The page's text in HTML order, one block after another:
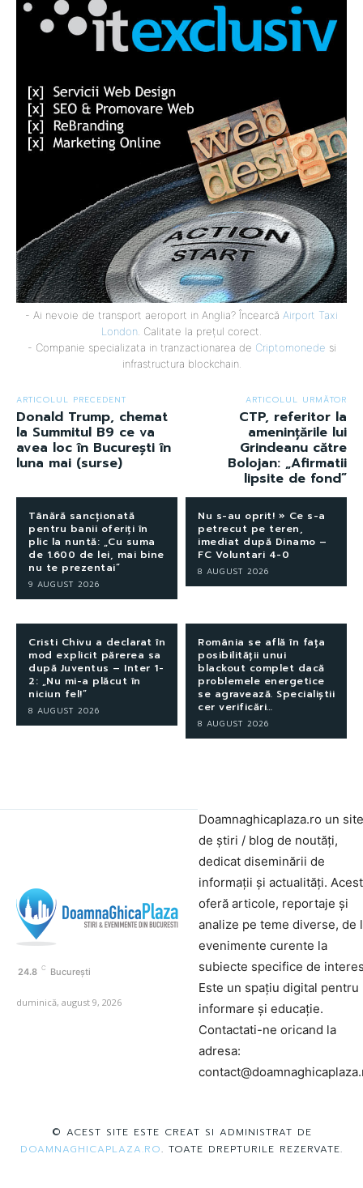
- Ai nevoie de transport aeroport in Anglia? Încearcă Airport Taxi
London . Calitate la prețul corect.
- Companie specializata in tranzactionarea de Criptomonede si
infrastructura blockchain.
ARTICOLUL PRECEDENT
Donald Trump, chemat
la Summitul B9 ce va
avea loc în București în
luna mai (surse)
ARTICOLUL URMĂTOR
CTP, referitor la
amenințările lui
Grindeanu către
Bolojan: „Afirmatii
lipsite de fond”
Tânără sancționată
pentru banii oferiți în
plic la nuntă: „Cu suma
de 1.600 de lei, mai bine
nu te prezentai”
9 AUGUST 2026
Nu s-au oprit! » Ce s-a
petrecut pe teren,
imediat după Dinamo –
FC Voluntari 4-0
8 AUGUST 2026
Cristi Chivu a declarat în
mod explicit părerea sa
după Juventus – Inter 1-
2: „Nu mi-a plăcut în
niciun fel!”
8 AUGUST 2026
România se află în fața
posibilității unui
blackout complet dacă
problemele energetice
se agravează. Specialiștii
cer verificări…
8 AUGUST 2026
24.8 C București
duminică, august 9, 2026
Doamnaghicaplaza.ro un site
de știri / blog de noutăți,
dedicat diseminării de
informații și actualități.
oferă articole, reportaje și
analize pe teme diverse, de
evenimente curente la
subiecte specifice de
Este un spațiu digital pentru
informare și educație.
Contactati-ne oricand la
adresa:
© ACEST SITE ESTE CREAT SI ADMINISTRAT DE
DOAMNAGHICAPLAZA.RO. TOATE DREPTURILE REZERVATE.